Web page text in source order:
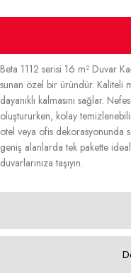
Beta 1112 serisi 16 m² Duvar
sunan özel bir üründür. Kaliteli
dayanıklı kalmasını sağlar.
oluştururken, kolay
otel veya ofis dekorasyonunda
geniş alanlarda tek pakette
duvarlarınıza taşıyın.